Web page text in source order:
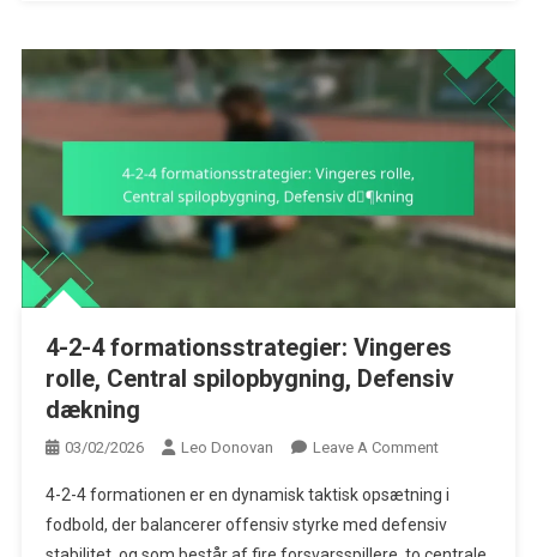
4-2-4 formationsstrategier: Vingeres
rolle, Central spilopbygning, Defensiv
dækning
03/02/2026 Leo Donovan Leave A CommentOn
2-
4
4-2-4 formationen er en dynamisk taktisk opsætning i
fodbold, der balancerer offensiv styrke med defensiv